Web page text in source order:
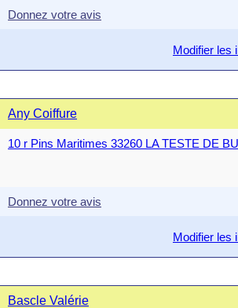
Donnez votre avis
Modifier les
Any Coiffure
10 r Pins Maritimes 33260 LA TESTE DE
Donnez votre avis
Modifier les
Bascle Valérie